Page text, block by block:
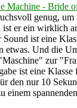
Machine - Bride
genug,
er ein wirklich
ist eine
etwas. Und die
zur
ist eine Klasse
den nur 10
einem